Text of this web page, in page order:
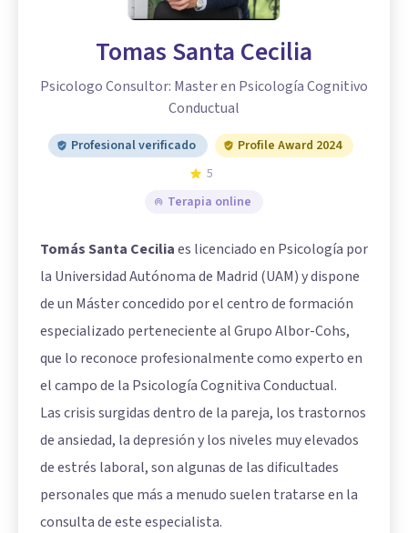
Tomas Santa Cecilia
Psicologo Consultor: Master en Psicología Cognitivo
Conductual
Profesional verificado
Profile Award 2024
5
Terapia online
Tomás Santa Ceciliaes licenciado en Psicología por
la Universidad Autónoma de Madrid (UAM) y dispone
de un Máster concedido por el centro de formación
especializado perteneciente al Grupo Albor-Cohs,
que lo reconoce profesionalmente como experto en
el campo de la Psicología Cognitiva Conductual.
Las crisis surgidas dentro de la pareja, los trastornos
de ansiedad, la depresión y los niveles muy elevados
de estrés laboral, son algunas de las dificultades
personales que más a menudo suelen tratarse en la
consulta de este especialista.